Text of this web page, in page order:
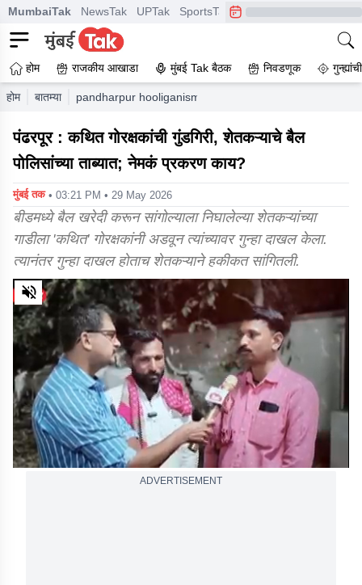
MumbaiTak NewsTak UPTak SportsTak CrimeTak
होम राजकीय आखाडा मुंबई Tak बैठक निवडणूक
होम बातम्या pandharpur hooliganism by alleged cow vigilantes in
पंढरपूर : कथित गोरक्षकांची गुंडगिरी, शेतकऱ्याचे बैल
पोलिसांच्या ताब्यात; नेमकं प्रकरण काय?
मुंबई तक • 03:21 PM • 29 May 2026
बीडमध्ये बैल खरेदी करून सांगोल्याला निघालेल्या शेतकऱ्यांच्या
गाडीला 'कथित' गोरक्षकांनी अडवून त्यांच्यावर गुन्हा दाखल केला.
त्यानंतर गुन्हा दाखल होताच शेतकऱ्याने हकीकत सांगितली.
0
of
8
minutes,
23
seconds
ADVERTISEMENT